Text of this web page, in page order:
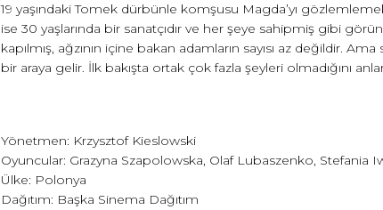
19 yaşındaki Tomek dürbünle komşusu Magda’yı
ise 30 yaşlarında bir sanatçıdır ve her şeye sahipmiş gibi
kapılmış, ağzının içine bakan adamların sayısı az değildir.
bir araya gelir. İlk bakışta ortak çok fazla şeyleri olmadığını
Yönetmen: Krzysztof Kieslowski
Oyuncular: Grazyna Szapolowska, Olaf Lubaszenko, Stefania
Ülke: Polonya
Dağıtım: Başka Sinema Dağıtım